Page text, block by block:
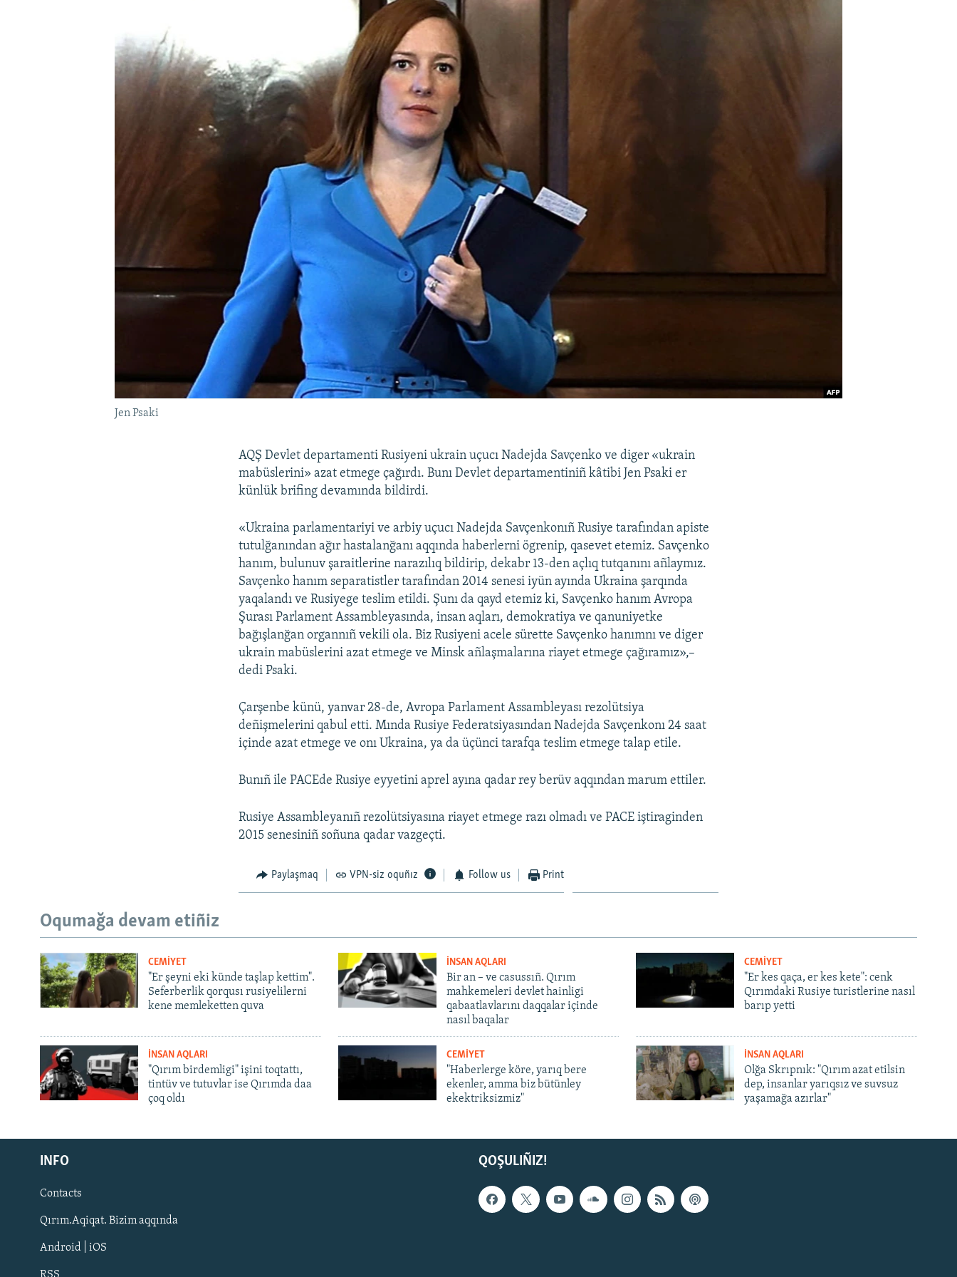
Русский
Українською
QOŞULIÑIZ!
Jen Psaki
AQŞ Devlet departamenti Rusiyeni ukrain uçucı Nadejda Savçenko ve diger «ukrain
mabüslerini» azat etmege çağırdı. Bunı Devlet departamentiniñ kâtibi Jen Psaki er
künlük brifing devamında bildirdi.
«Ukraina parlamentariyi ve arbiy uçucı Nadejda Savçenkonıñ Rusiye tarafından apiste
tutulğanından ağır hastalanğanı aqqında haberlerni ögrenip, qasevet etemiz. Savçenko
hanım, bulunuv şaraitlerine narazılıq bildirip, dekabr 13-den açlıq tutqanını añlaymız.
Savçenko hanım separatistler tarafından 2014 senesi iyün ayında Ukraina şarqında
yaqalandı ve Rusiyege teslim etildi. Şunı da qayd etemiz ki, Savçenko hanım Avropa
Şurası Parlament Assambleyasında, insan aqları, demokratiya ve qanuniyetke
bağışlanğan organnıñ vekili ola. Biz Rusiyeni acele sürette Savçenko hanımnı ve diger
ukrain mabüslerini azat etmege ve Minsk añlaşmalarına riayet etmege çağıramız»,–
dedi Psaki.
Çarşenbe künü, yanvar 28-de, Avropa Parlament Assambleyası rezolütsiya
deñişmelerini qabul etti. Mında Rusiye Federatsiyasından Nadejda Savçenkonı 24 saat
içinde azat etmege ve onı Ukraina, ya da üçünci tarafqa teslim etmege talap etile.
Bunıñ ile PACEde Rusiye eyyetini aprel ayına qadar rey berüv aqqından marum ettiler.
Rusiye Assambleyanıñ rezolütsiyasına riayet etmege razı olmadı ve PACE iştiraginden
2015 senesiniñ soñuna qadar vazgeçti.
Paylaşmaq VPN-siz oquñız Follow us Print
Oqumağa devam etiñiz
CEMİYET
"Er şeyni eki künde taşlap kettim".
Seferberlik qorqusı rusiyelilerni
kene memleketten quva
İNSAN AQLARI
Bir an – ve casussıñ. Qırım
mahkemeleri devlet hainligi
qabaatlavlarını daqqalar içinde
nasıl baqalar
CEMİYET
"Er kes qaça, er kes kete": cenk
Qırımdaki Rusiye turistlerine nasıl
barıp yetti
İNSAN AQLARI
"Qırım birdemligi" işini toqtattı,
tintüv ve tutuvlar ise Qırımda daa
çoq oldı
CEMİYET
"Haberlerge köre, yarıq bere
ekenler, amma biz bütünley
ekektriksizmiz"
İNSAN AQLARI
Olğa Skrıpnık: "Qırım azat etilsin
dep, insanlar yarıqsız ve suvsuz
yaşamağa azırlar"
QOŞULIÑIZ!
INFO
Contacts
Qırım.Aqiqat. Bizim aqqında
Android | iOS
RSS